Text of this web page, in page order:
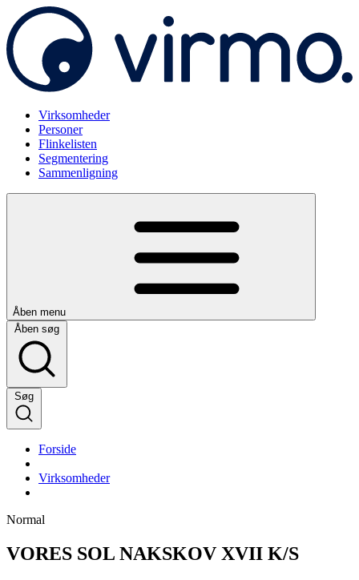
Virksomheder
Personer
Flinkelisten
Segmentering
Sammenligning
Åben menu
Åben søg
Søg
Forside
Virksomheder
Normal
VORES SOL NAKSKOV XVII K/S